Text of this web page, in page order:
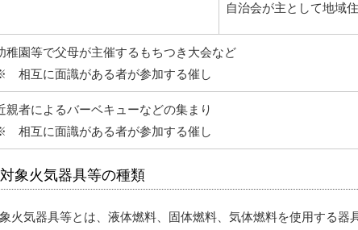
自治会が主として地域
稚園等で父母が主催するもちつき大会など
相互に面識がある者が参加する催し
親者によるバーベキューなどの集まり
相互に面識がある者が参加する催し
対象火気器具等の種類
火気器具等とは、液体燃料、固体燃料、気体燃料を使用する器